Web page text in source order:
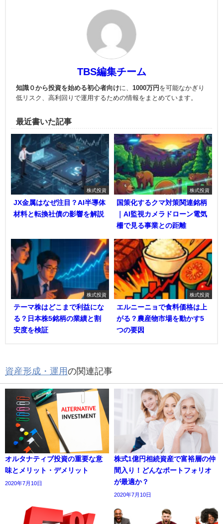
TBS編集チーム
知識０から投資を始める初心者向けに、 1000万円 を可能なかぎり
低リスク、高利回りで運用するための情報をまとめています。
最近書いた記事
株式投資
JX金属はなぜ注目？AI半導体
材料と転換社債の影響を解説
株式投資
国策化するクマ対策関連銘柄
｜AI監視カメラドローン電気
柵で見る事業との距離
株式投資
テーマ株はどこまで利益にな
る？日本株5銘柄の業績と割
安度を検証
株式投資
エルニーニョで食料価格は上
がる？農産物市場を動かす5
つの要因
資産形成・運用の関連記事
オルタナティブ投資の重要な意
味とメリット・デメリット
2020年7月10日
株式1億円相続資産で富裕層の仲
間入り！どんなポートフォリオ
が最適か？
2020年7月10日